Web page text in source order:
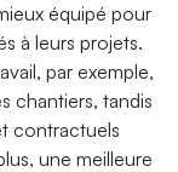
équipé pour
à leurs projets.
par exemple,
chantiers, tandis
contractuels
une meilleure